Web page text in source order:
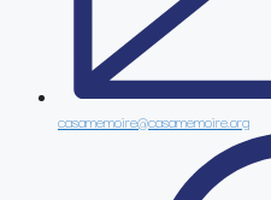
casamemoire@casamemoire.org